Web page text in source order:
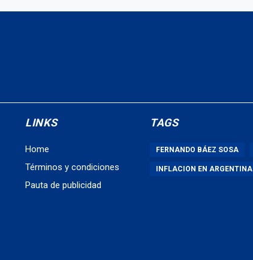
LINKS
Home
Términos y condiciones
Pauta de publicidad
TAGS
FERNANDO BÁEZ SOSA
INFLACION EN ARGENTINA